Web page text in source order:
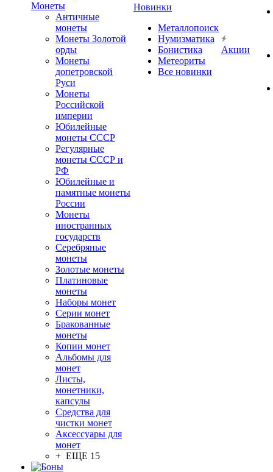
Монеты
Античные
монеты
Монеты Золотой
орды
Монеты
допетровской
Руси
Монеты
Российской
империи
Юбилейные
монеты СССР
Регулярные
монеты СССР и
РФ
Юбилейные и
памятные монеты
России
Монеты
иностранных
государств
Серебряные
монеты
Золотые монеты
Платиновые
монеты
Наборы монет
Серии монет
Бракованные
монеты
Копии монет
Альбомы для
монет
Листы,
монетники,
капсулы
Средства для
чистки монет
Аксессуары для
монет
+ ЕЩЕ 15
Новинки
Металлопоиск
Нумизматика
Бонистика
Метеориты
Все новинки
Акции